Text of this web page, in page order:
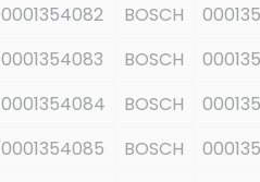
0001354082 BOSCH
0001354083 BOSCH
0001354084 BOSCH
0001354085 BOSCH